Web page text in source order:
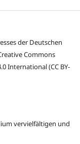
der Deutschen
Commons
International(CC BY-
vervielfältigen und